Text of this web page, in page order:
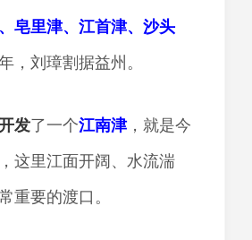
皂里津、江首津、沙头
，刘璋割据益州。
发了一个江南津，就是今
这里江面开阔、水流湍
重要的渡口。